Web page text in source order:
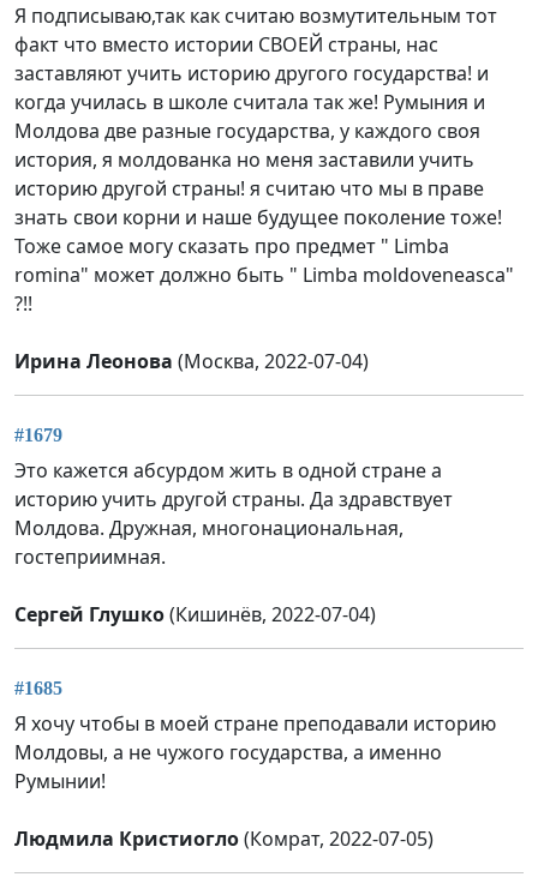
Я подписываю,так как считаю возмутительным тот
факт что вместо истории СВОЕЙ страны, нас
заставляют учить историю другого государства! и
когда училась в школе считала так же! Румыния и
Молдова две разные государства, у каждого своя
история, я молдованка но меня заставили учить
историю другой страны! я считаю что мы в праве
знать свои корни и наше будущее поколение тоже!
Тоже самое могу сказать про предмет " Limba
romina" может должно быть " Limba moldoveneasca"
?!!
Ирина Леонова (Москва, 2022-07-04)
#1679
Это кажется абсурдом жить в одной стране а
историю учить другой страны. Да здравствует
Молдова. Дружная, многонациональная,
гостеприимная.
Сергей Глушко(Кишинёв, 2022-07-04)
#1685
Я хочу чтобы в моей стране преподавали историю
Молдовы, а не чужого государства, а именно
Румынии!
Людмила Кристиогло(Комрат, 2022-07-05)